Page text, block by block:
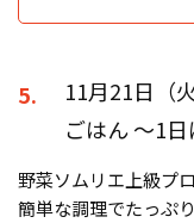
5.
11月21日（
ごはん ～1
野菜ソムリエ上級プ
簡単な調理でたっぷ